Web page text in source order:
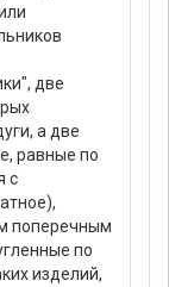
две
а две
равные по
с
поперечным
по
изделий,